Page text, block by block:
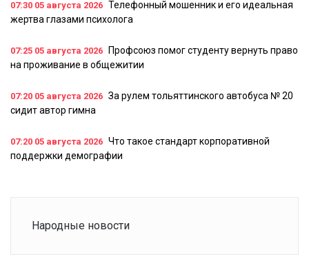
07:30 05 августа 2026 Телефонный мошенник и его идеальная
жертва глазами психолога
07:25 05 августа 2026
Профсоюз помог студенту вернуть право
на проживание в общежитии
07:20 05 августа 2026 За рулем тольяттинского автобуса № 20
сидит автор гимна
07:20 05 августа 2026 Что такое стандарт корпоративной
поддержки демографии
Народные новости